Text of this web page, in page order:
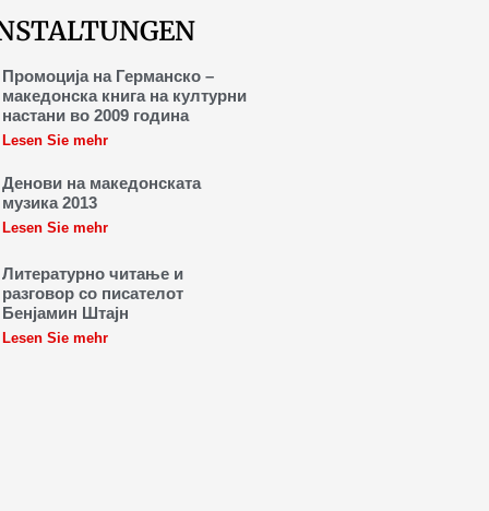
Промоција на Германско –
македонска книга на културни
настани во 2009 година
Lesen Sie mehr
Денови на македонската
музика 2013
Lesen Sie mehr
Литературно читање и
разговор со писателот
Бенјамин Штајн
Lesen Sie mehr